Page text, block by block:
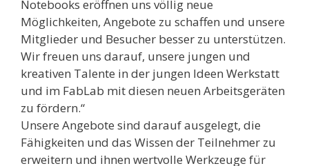
Notebooks eröffnen uns völlig neue
Möglichkeiten, Angebote zu schaffen und unsere
Mitglieder und Besucher besser zu unterstützen.
Wir freuen uns darauf, unsere jungen und
kreativen Talente in der jungen Ideen Werkstatt
und im FabLab mit diesen neuen Arbeitsgeräten
zu fördern.“
Unsere Angebote sind darauf ausgelegt, die
Fähigkeiten und das Wissen der Teilnehmer zu
erweitern und ihnen wertvolle Werkzeuge für